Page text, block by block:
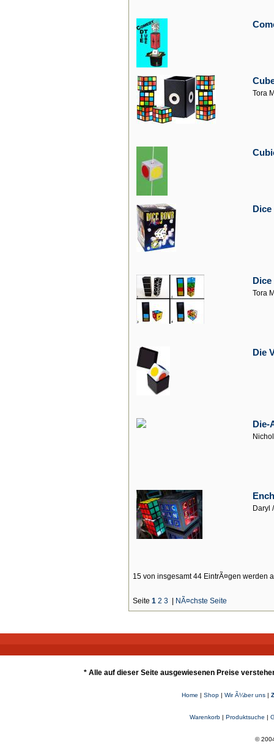
Tora
Dice
Tora
Die
Die-
Daryl
15 von insgesamt 44 EintrÃ¤gen werden
Seite 1 2 3 NÃ¤chste Seite
* Alle auf dieser Seite ausgewiesenen Preise
Home | Shop| Wir Ã¼ber uns|
Warenkorb| Produktsuche |
©